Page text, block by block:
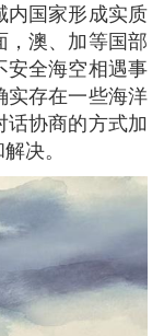
内国家形成实质
，澳、加等国部
安全海空相遇事
实存在一些海洋
话协商的方式加
决。